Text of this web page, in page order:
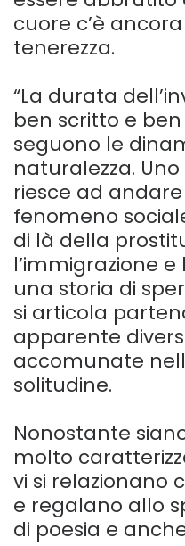
cuore c’è
tenerezza.
“La durata
ben scritto e
seguono le
naturalezza.
riesce ad
fenomeno
di là della
l’immigrazione
una storia di
si articola
apparente
accomunate
solitudine.
Nonostante
molto
vi si relazionano
e regalano allo
di poesia e